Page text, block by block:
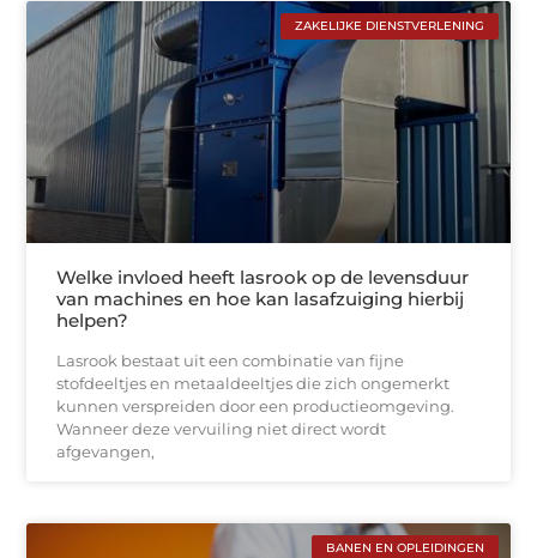
ZAKELIJKE DIENSTVERLENING
Welke invloed heeft lasrook op de levensduur
van machines en hoe kan lasafzuiging hierbij
helpen?
Lasrook bestaat uit een combinatie van fijne
stofdeeltjes en metaaldeeltjes die zich ongemerkt
kunnen verspreiden door een productieomgeving.
Wanneer deze vervuiling niet direct wordt
afgevangen,
BANEN EN OPLEIDINGEN